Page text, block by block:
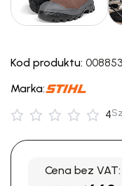
Kod produktu:
Marka:
4
Cena bez VAT: